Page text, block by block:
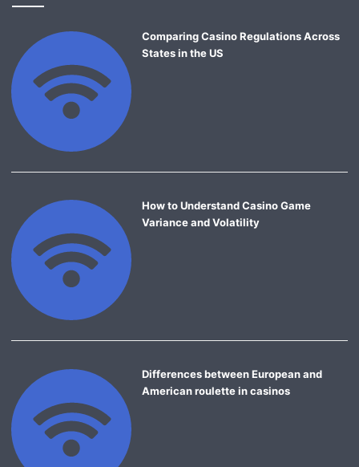
Comparing Casino Regulations Across
States in the US
How to Understand Casino Game
Variance and Volatility
Differences between European and
American roulette in casinos